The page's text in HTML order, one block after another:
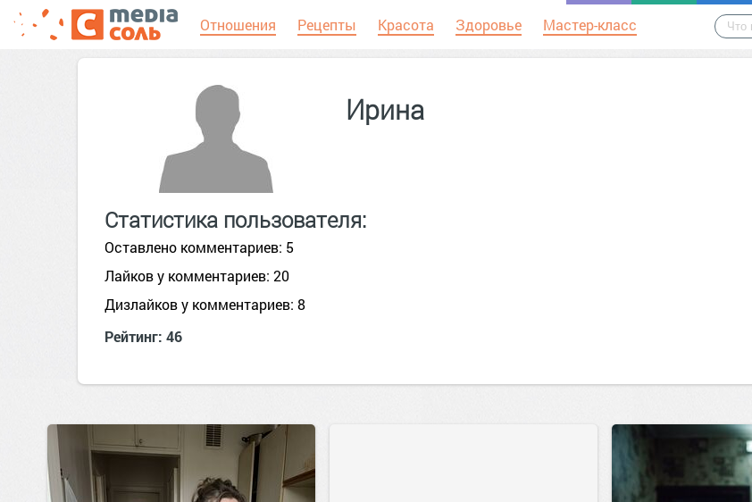
Отношения Рецепты Красота Здоровье Мастер-класс
Ирина
Статистика пользователя:
Оставлено комментариев: 5
Лайков у комментариев: 20
Дизлайков у комментариев: 8
Рейтинг: 46